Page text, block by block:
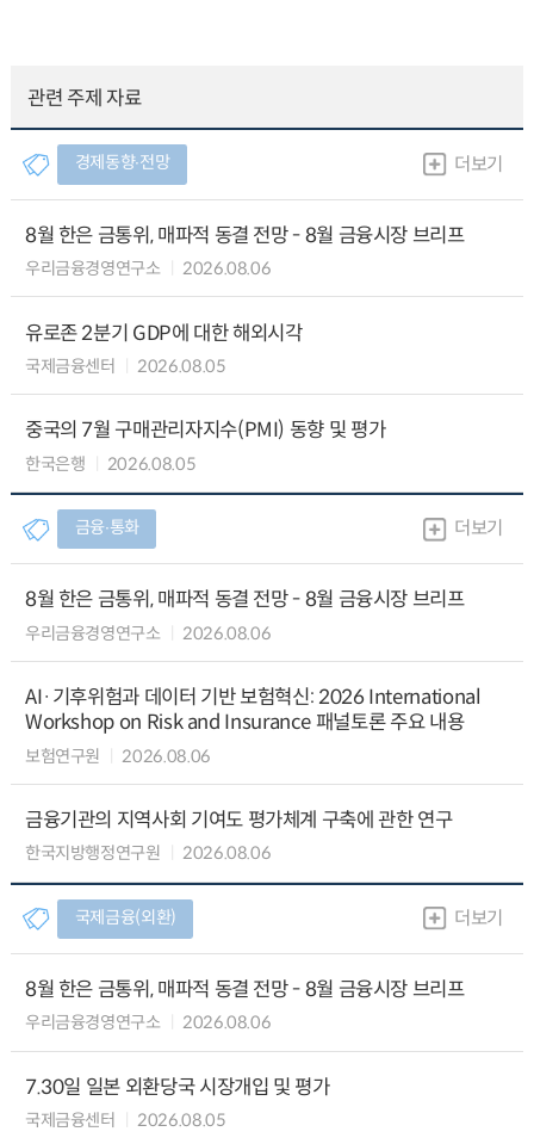
관련 주제 자료
경제동향∙전망 더보기
8월 한은 금통위, 매파적 동결 전망 - 8월 금융시장 브리프
우리금융경영연구소 2026.08.06
유로존 2분기 GDP에 대한 해외시각
국제금융센터 2026.08.05
중국의 7월 구매관리자지수(PMI) 동향 및 평가
한국은행 2026.08.05
금융∙통화 더보기
8월 한은 금통위, 매파적 동결 전망 - 8월 금융시장 브리프
우리금융경영연구소 2026.08.06
AI·기후위험과 데이터 기반 보험혁신: 2026 International
Workshop on Risk and Insurance 패널토론 주요 내용
보험연구원 2026.08.06
금융기관의 지역사회 기여도 평가체계 구축에 관한 연구
한국지방행정연구원 2026.08.06
국제금융(외환) 더보기
8월 한은 금통위, 매파적 동결 전망 - 8월 금융시장 브리프
우리금융경영연구소 2026.08.06
7.30일 일본 외환당국 시장개입 및 평가
국제금융센터 2026.08.05